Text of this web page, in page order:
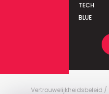
TECH
BLUE
Vertrouwelijkheidsbeleid